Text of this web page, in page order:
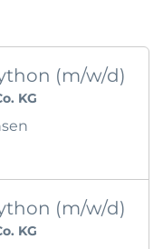
(m/w/d)
KG
(m/w/d)
KG